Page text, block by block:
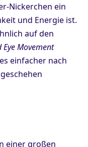
Nickerchen ein
und Energie ist.
auf den
Eye Movement
einfacher nach
einer großen